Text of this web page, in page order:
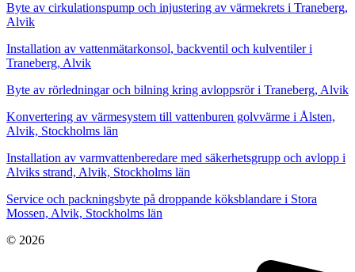
Byte av cirkulationspump och injustering av värmekrets i Traneberg,
Alvik
Installation av vattenmätarkonsol, backventil och kulventiler i
Traneberg, Alvik
Byte av rörledningar och bilning kring avloppsrör i Traneberg, Alvik
Konvertering av värmesystem till vattenburen golvvärme i Ålsten,
Alvik, Stockholms län
Installation av varmvattenberedare med säkerhetsgrupp och avlopp i
Alviks strand, Alvik, Stockholms län
Service och packningsbyte på droppande köksblandare i Stora
Mossen, Alvik, Stockholms län
© 2026